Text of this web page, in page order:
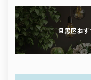
目黒区お